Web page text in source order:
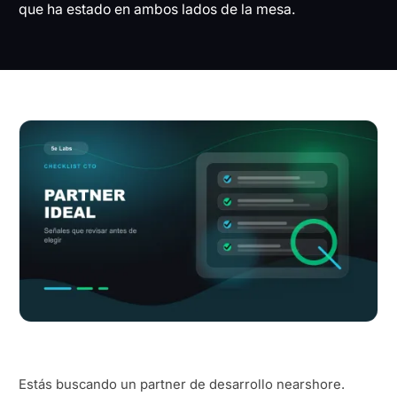
EN ES
que ha estado en ambos lados de la mesa.
Estás buscando un partner de desarrollo nearshore.